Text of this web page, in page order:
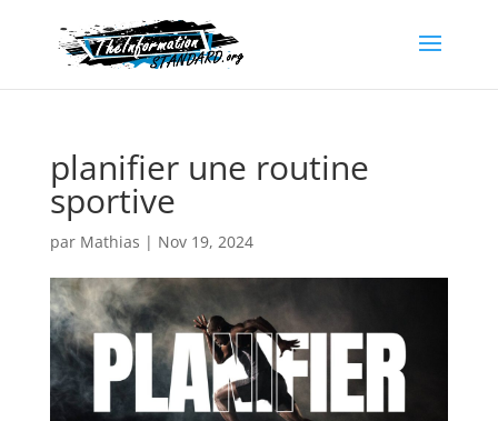
planifier une routine
sportive
par Mathias | Nov 19, 2024